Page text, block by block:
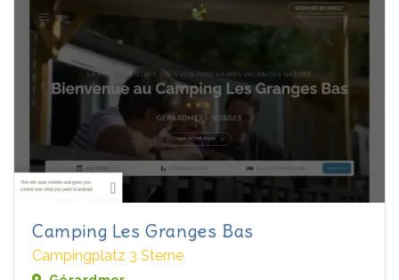
Camping Les Granges Bas
Campingplatz 3 Sterne